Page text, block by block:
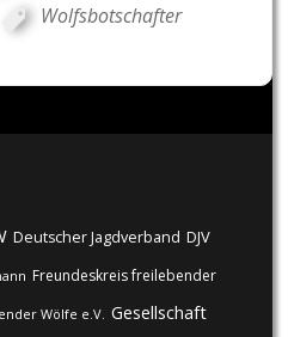
Wolfsbotschafter
Deutscher Jagdverband DJV
Freundeskreis freilebender
Wölfe e.V. Gesellschaft